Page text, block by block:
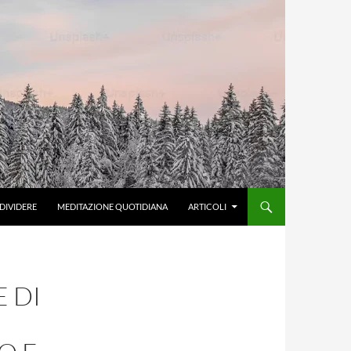
MEDITAZIONE QUOTIDIANA ARTICOLI
DI